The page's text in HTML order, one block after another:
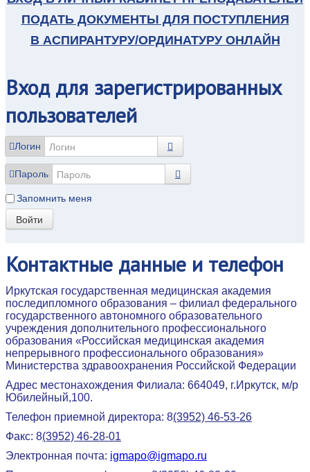
ПОДАТЬ ДОКУМЕНТЫ ДЛЯ ПОСТУПЛЕНИЯ
В АСПИРАНТУРУ/ОРДИНАТУРУ ОНЛАЙН
Входдля зарегистрированных
пользователей
Логин
Пароль
Запомнить меня
Войти
Контактные данные и телефон
Иркутская государственная медицинская академия
последипломного образования – филиал федерального
государственного автономного образовательного
учреждения дополнительного профессионального
образования «Российская медицинская академия
непрерывного профессионального образования»
Министерства здравоохранения Российской Федерации
Адрес местонахождения Филиала: 664049, г.Иркутск, м/р
Юбилейный,100.
Телефон приемной директора: 8(3952) 46-53-26
Факс: 8(3952) 46-28-01
Электронная почта: igmapo@igmapo.ru